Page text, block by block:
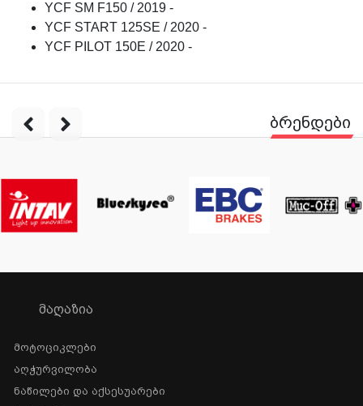
YCF SM F150 / 2019 -
YCF START 125SE / 2020 -
YCF PILOT 150E / 2020 -
ბრენდები
ᲛᲐᲦᲐᲖᲘᲐ
Მოტოციკლები
Აღჭურვილობა
Ნაწილები Და Აქსესუარები